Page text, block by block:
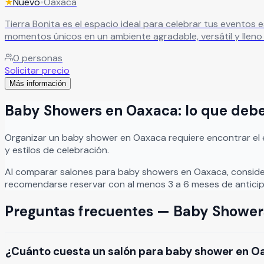
Tierra Bonita es el espacio ideal para celebrar tus eventos
momentos únicos en un ambiente agradable, versátil y
0 personas
Solicitar precio
Más información
Baby Showers en Oaxaca: lo que
Organizarun baby showeren Oaxaca requiere encontrar
y estilos de celebración.
Al comparar salones para baby showers en Oaxaca,
recomendarse reservar con al menos 3 a 6 meses de
Preguntas frecuentes — Baby
¿Cuánto cuesta un salón para baby shower en